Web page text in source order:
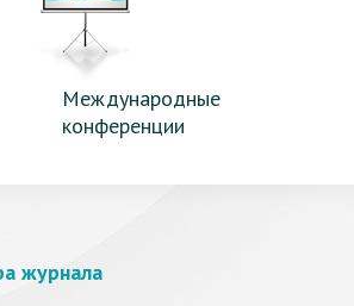
Международные
конференции
журнала